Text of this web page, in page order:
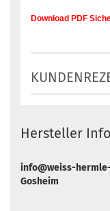
Download PDF
Hersteller
info@weiss-
Gosheim